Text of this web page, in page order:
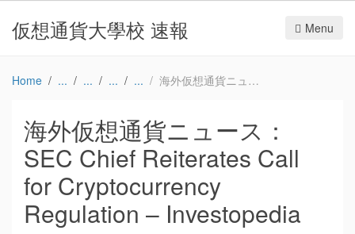
仮想通貨大學校 速報 Menu
Home 海外仮想通貨ニュース：SEC Chief Reiterates Call for Cryptocurrency Regulation – Investopedia
海外仮想通貨ニュース：
SEC Chief Reiterates Call
for Cryptocurrency
Regulation – Investopedia